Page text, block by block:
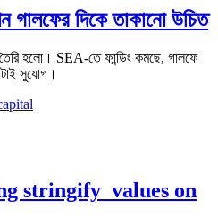
গালফের দিকে তাকানো উচিত
হলো। SEA-তে ফান্ডিং কমছে, গালফে
সুযোগ।
stringify_values on